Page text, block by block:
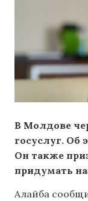
В Молдове
госуслуг. Об
Он также
придумать
Алайба